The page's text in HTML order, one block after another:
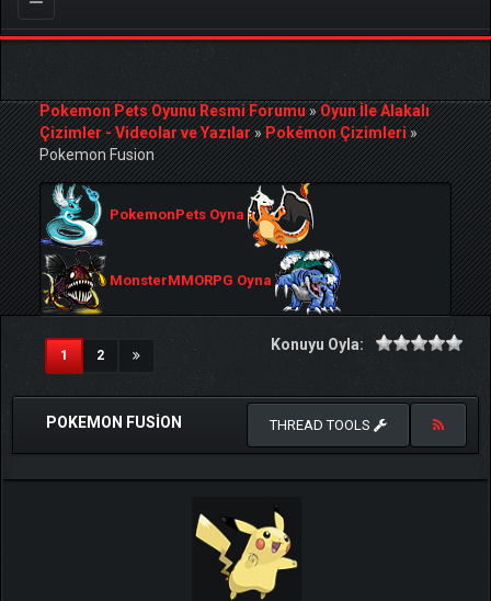
Değiştir
Pokemon Pets Oyunu Resmi Forumu»Oyun İle Alakalı
Çizimler - Videolar ve Yazılar»Pokémon Çizimleri»
Pokemon Fusion
PokemonPets Oyna
MonsterMMORPG Oyna
1(current)
2
Konuyu Oyla:
POKEMON FUSION THREAD TOOLS